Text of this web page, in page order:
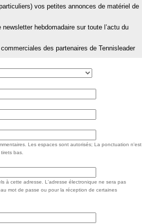
vos petites annonces de matériel de
hebdomadaire sur toute l’actu du
des partenaires de Tennisleader
Les espaces sont autorisés; La ponctuation n'est
bas.
à cette adresse. L'adresse électronique ne sera pas
mot de passe ou pour la réception de certaines